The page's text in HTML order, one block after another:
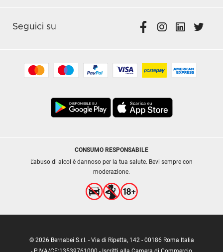
Seguici su
CONSUMO RESPONSABILE
L’abuso di alcol è dannoso per la tua salute. Bevi sempre con
moderazione.
© 2026 Bernabei S.r.l. - Via di Ripetta, 142 - 00186 Roma Italia